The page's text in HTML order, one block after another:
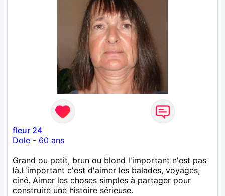
fleur 24
Dole - 60 ans
Grand ou petit, brun ou blond l'important n'est pas
là.L'important c'est d'aimer les balades, voyages,
ciné. Aimer les choses simples à partager pour
construire une histoire sérieuse.